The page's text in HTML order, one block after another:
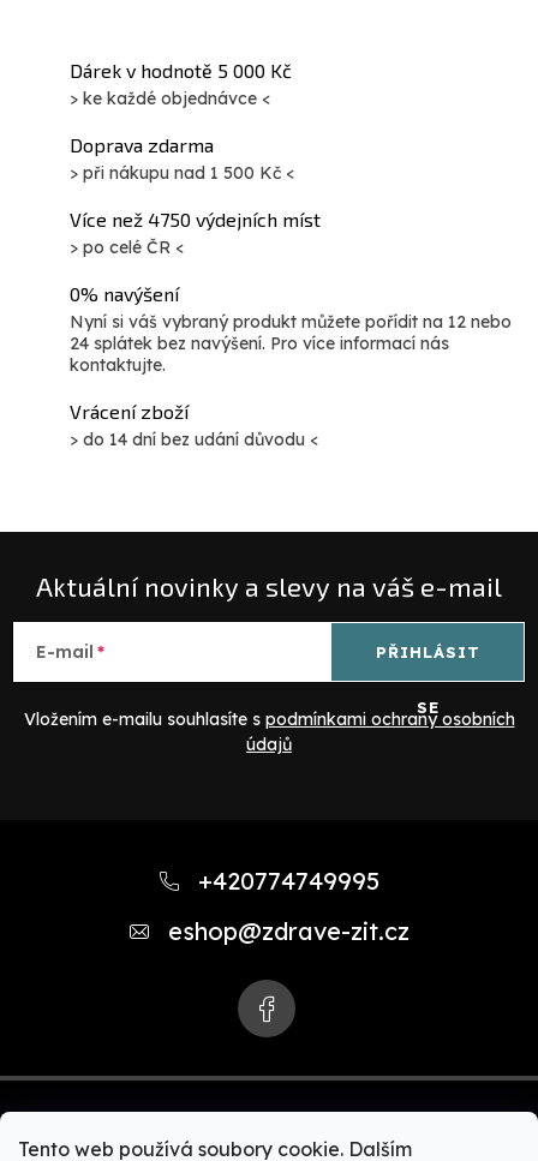
Tento web používá soubory cookie. Dalším
Dárek v hodnotě 5 000 Kč
> ke každé objednávce <
Doprava zdarma
> při nákupu nad 1 500 Kč <
Více než 4750 výdejních míst
> po celé ČR <
0% navýšení
Nyní si váš vybraný produkt můžete pořídit na 12 nebo
24 splátek bez navýšení. Pro více informací nás
kontaktujte.
Vrácení zboží
> do 14 dní bez udání důvodu <
Aktuální novinky a slevy na váš e-mail
E-mail
Vložením e-mailu souhlasíte s podmínkami ochrany osobních
údajů
PŘIHLÁSIT
SE
+420774749995
eshop@zdrave-zit.cz